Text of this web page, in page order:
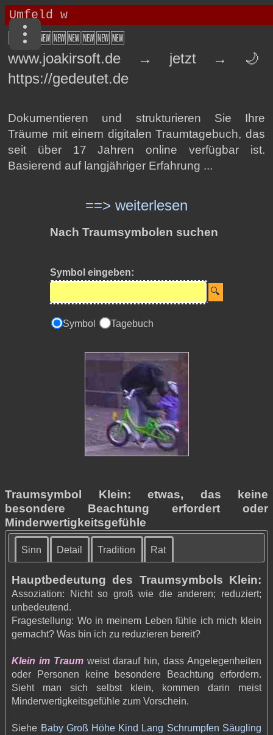
🆕🆕🆕🆕🆕🆕🆕🆕
www.joakirsoft.de → jetzt → 🌙
https://gedeutet.de
Dokumentieren und strukturieren Sie Ihre
Träume mit einem digitalen Traumtagebuch, das
seit über 17 Jahren online verfügbar ist.
Basierend auf langjähriger Erfahrung ...
==> weiterlesen
Nach Traumsymbolen suchen
Symbol eingeben:
Symbol Tagebuch
Traumsymbol Klein: etwas, das keine
besondere Beachtung erfordert oder
Minderwertigkeitsgefühle
Sinn Detail Tradition Rat
Hauptbedeutung des Traumsymbols Klein:
Assoziation: Nicht so groß wie die anderen; reduziert;
unbedeutend.
Fragestellung: Wo in meinem Leben fühle ich mich klein
gemacht? Was bin ich zu reduzieren bereit?
Klein im Traumweist darauf hin, dass Angelegenheiten
oder Personen keine besondere Beachtung erfordern.
Sieht man sich selbst klein, kommen darin meist
Minderwertigkeitsgefühle zum Vorschein.
Siehe Baby Groß Höhe Kind Lang Schrumpfen Säugling